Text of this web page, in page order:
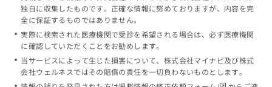
独自に収集したものです。正確な情報に努めておりますが、内容を完
全に保証するものではありません。
実際に検索された医療機関で受診を希望される場合は、必ず医療機関
に確認していただくことをお勧めします。
当サービスによって生じた損害について、株式会社マイナビ及び株式
会社ウェルネスではその賠償の責任を一切負わないものとします。